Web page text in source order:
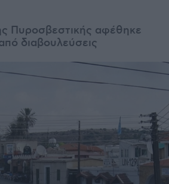
Πυροσβεστικής αφέθηκε
διαβουλεύσεις